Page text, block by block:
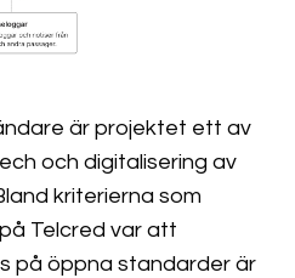
är projektet ett av
och digitalisering av
kriterierna som
Telcred var att
på öppna standarder är